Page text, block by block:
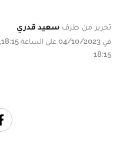
تحرير من طرف سعيد قدري
18:15